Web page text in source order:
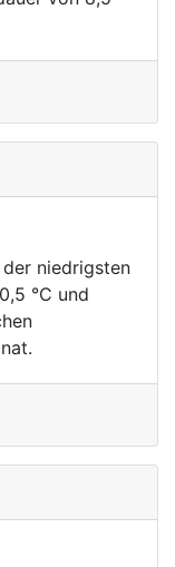
niedrigsten
°C und